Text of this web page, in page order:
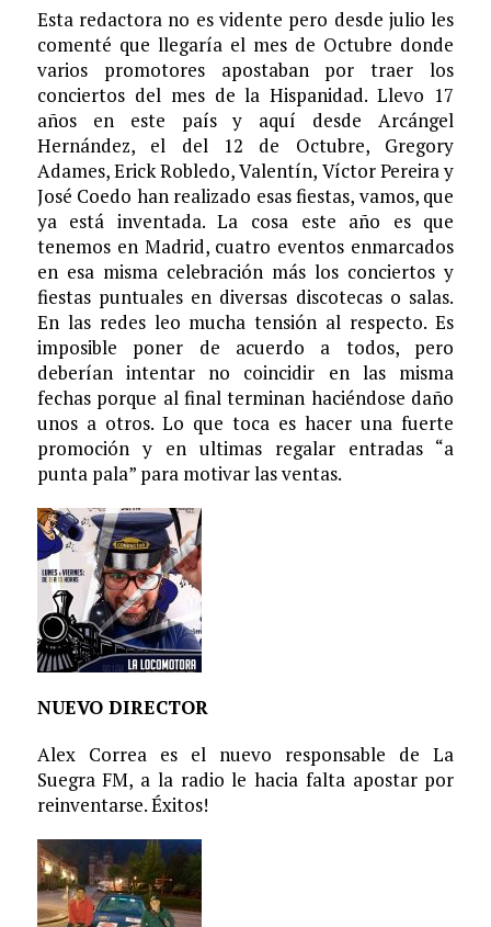
Esta redactora no es vidente pero desde julio les
comenté que llegaría el mes de Octubre donde
varios promotores apostaban por traer los
conciertos del mes de la Hispanidad. Llevo 17
años en este país y aquí desde Arcángel
Hernández, el del 12 de Octubre, Gregory
Adames, Erick Robledo, Valentín, Víctor Pereira y
José Coedo han realizado esas fiestas, vamos, que
ya está inventada. La cosa este año es que
tenemos en Madrid, cuatro eventos enmarcados
en esa misma celebración más los conciertos y
fiestas puntuales en diversas discotecas o salas.
En las redes leo mucha tensión al respecto. Es
imposible poner de acuerdo a todos, pero
deberían intentar no coincidir en las misma
fechas porque al final terminan haciéndose daño
unos a otros. Lo que toca es hacer una fuerte
promoción y en ultimas regalar entradas “a
punta pala” para motivar las ventas.
NUEVO DIRECTOR
Alex Correa es el nuevo responsable de La
Suegra FM, a la radio le hacia falta apostar por
reinventarse. Éxitos!